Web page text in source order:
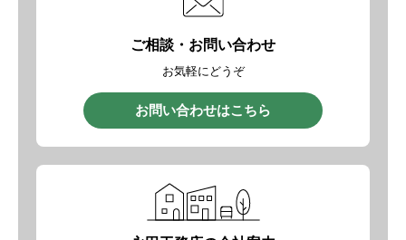
ご相談・お問い合わせ
お気軽にどうぞ
お問い合わせはこちら